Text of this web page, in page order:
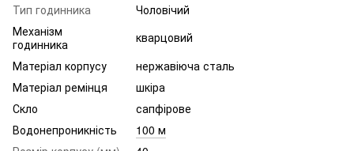
Тип годинника
Чоловічий
Механізм
годинника
кварцовий
Матеріал корпусу
нержавіюча сталь
Матеріал ремінця
шкіра
Скло
сапфірове
Водонепроникність
100 м